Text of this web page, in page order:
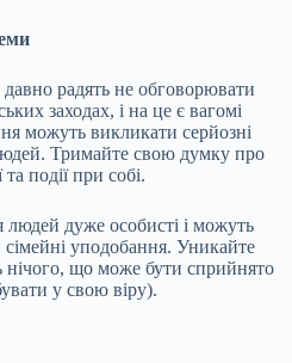
радять не обговорювати
заходах, і на це є вагомі
можуть викликати серйозні
Тримайте свою думку про
події при собі.
людей дуже особисті і можуть
уподобання. Уникайте
нічого, що може бути сприйнято
у свою віру).